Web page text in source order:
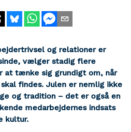
og relationer er
vælger stadig flere
at tænke sig grundigt om, når
findes. Julen er nemlig ikke
og tradition – det er også en
medarbejdernes indsats
kultur.